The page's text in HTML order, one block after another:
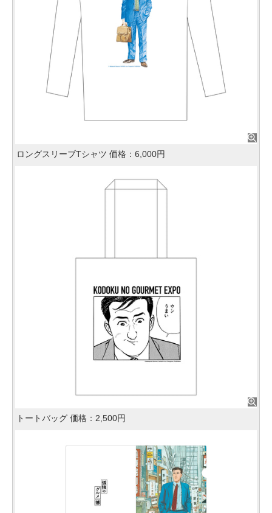
ロングスリーブTシャツ 価格：6,000円
トートバッグ 価格：2,500円